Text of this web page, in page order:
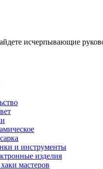
исчерпывающие
и инструменты
изделия
мастеров